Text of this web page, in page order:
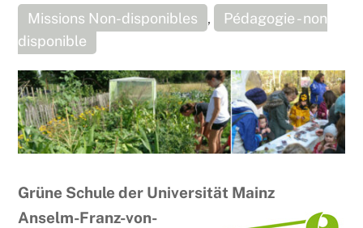
Missions Non-disponibles ,
Pédagogie - non
disponible
Grüne Schule der Universität Mainz
Anselm-Franz-von-